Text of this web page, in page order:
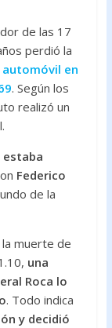
de las 17
perdió la
en
. Según los
realizó un
estaba
Federico
de la
muerte de
una
Roca lo
. Todo indica
y decidió